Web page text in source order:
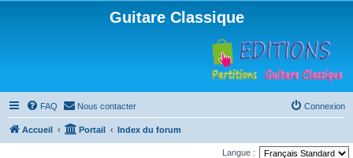
Guitare Classique
FAQ Nous contacter Connexion
Accueil Portail Index du forum
Langue :